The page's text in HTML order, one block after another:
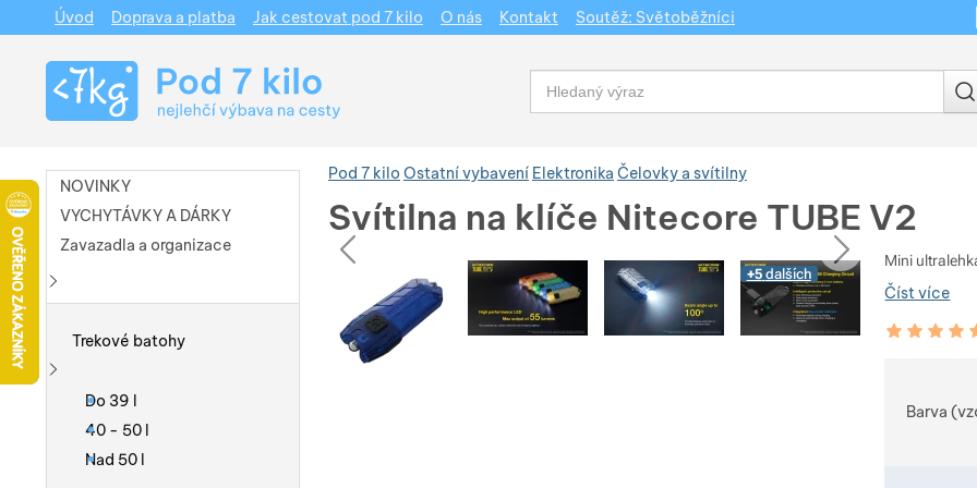
Pod 7 kilo Ostatní vybavení Elektronika Čelovky a svítilny
Svítilna na klíče Nitecore TUBE V2
Fotografie
předchozí
následující
Fotografie +5 dalších
Mini
Číst více
Hodnocení
100%
Barva
NOVINKY
VYCHYTÁVKY A DÁRKY
Zavazadla a organizace
Trekové batohy
Zobrazit více
Do 39 l
40 - 50 l
Nad 50 l
Navigace
Úvod Doprava a platba Jak cestovat pod 7 kilo O nás Kontakt Soutěž: Světoběžníci
Vyhledávání